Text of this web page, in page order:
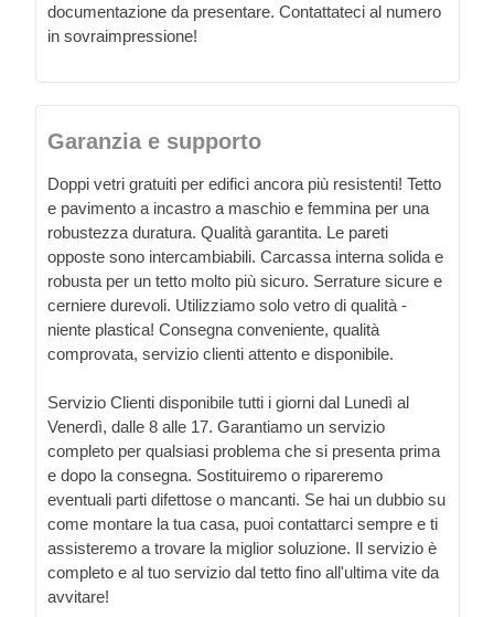
documentazione da presentare. Contattateci al numero
in sovraimpressione!
Garanzia e supporto
Doppi vetri gratuiti per edifici ancora più resistenti! Tetto
e pavimento a incastro a maschio e femmina per una
robustezza duratura. Qualità garantita. Le pareti
opposte sono intercambiabili. Carcassa interna solida e
robusta per un tetto molto più sicuro. Serrature sicure e
cerniere durevoli. Utilizziamo solo vetro di qualità -
niente plastica! Consegna conveniente, qualità
comprovata, servizio clienti attento e disponibile.
Servizio Clienti disponibile tutti i giorni dal Lunedì al
Venerdì, dalle 8 alle 17. Garantiamo un servizio
completo per qualsiasi problema che si presenta prima
e dopo la consegna. Sostituiremo o ripareremo
eventuali parti difettose o mancanti. Se hai un dubbio su
come montare la tua casa, puoi contattarci sempre e ti
assisteremo a trovare la miglior soluzione. Il servizio è
completo e al tuo servizio dal tetto fino all'ultima vite da
avvitare!